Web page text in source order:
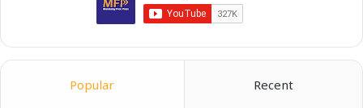
Popular Recent